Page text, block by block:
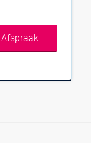
Afspraak